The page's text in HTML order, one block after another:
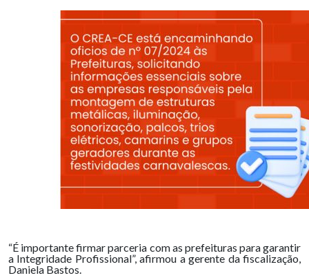
“É importante firmar parceria com as prefeituras para garantir
a Integridade Profissional”, afirmou a gerente da fiscalização,
Daniela Bastos.